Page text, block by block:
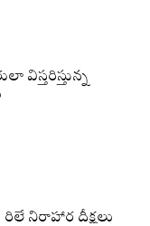
విస్తరిస్తున్న
నిరాహార దీక్షలు